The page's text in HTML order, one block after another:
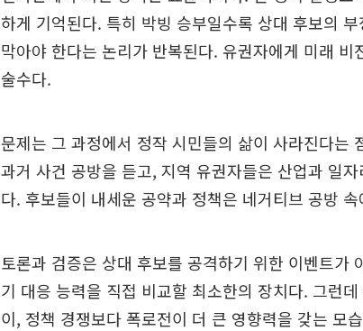
하게 기억된다. 특히 박빙 승부일수록 상대 후보의
막아야 한다는 논리가 반복된다. 유권자에게 미래
술수다.
문제는 그 과정에서 정작 시민들의 삶이 사라진다는
과거 사건 공방을 듣고, 지역 유권자들은 산업과 일
다. 후보들이 내세운 공약과 정책은 네거티브 공방
토론과 검증은 상대 후보를 공격하기 위한 이벤트가
기 대응 능력을 직접 비교할 최소한의 장치다. 그런
이, 정책 경쟁보다 폭로전이 더 큰 영향력을 갖는 모